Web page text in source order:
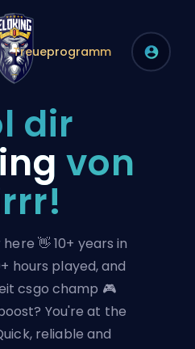
Treueprogramm
dir
von
👋 10+ years in
hours played, and
csgo champ 🎮
You're at the
reliable and